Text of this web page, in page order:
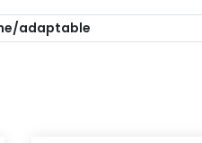
adaptable